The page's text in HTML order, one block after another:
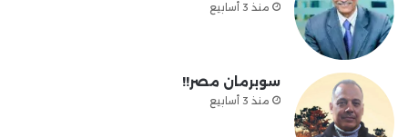
منذ 3 أسابيع
سوبرمان مصر!!
منذ 3 أسابيع